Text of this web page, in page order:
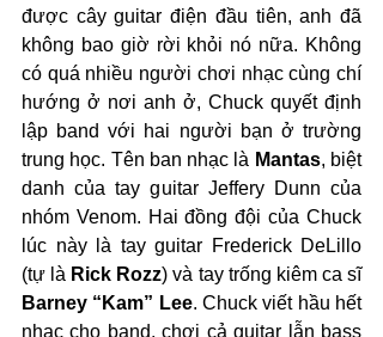
được cây guitar điện đầu tiên, anh đã
không bao giờ rời khỏi nó nữa. Không
có quá nhiều người chơi nhạc cùng chí
hướng ở nơi anh ở, Chuck quyết định
lập band với hai người bạn ở trường
trung học. Tên ban nhạc là Mantas, biệt
danh của tay guitar Jeffery Dunn của
nhóm Venom. Hai đồng đội của Chuck
lúc này là tay guitar Frederick DeLillo
(tự là Rick Rozz
) và tay trống kiêm ca sĩ
Barney “Kam” Lee. Chuck viết hầu hết
nhạc cho band, chơi cả guitar lẫn bass